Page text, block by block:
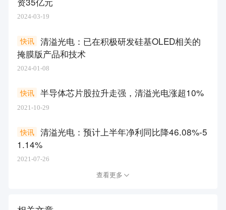
2024-03-19
清溢光电：已在积极研发硅基OLED相关的
掩膜版产品和技术
快讯
2024-01-08
半导体芯片股拉升走强，清溢光电涨超10%
快讯
2021-10-29
清溢光电：预计上半年净利同比降46.08%-5
1.14%
快讯
2021-07-26
查看更多